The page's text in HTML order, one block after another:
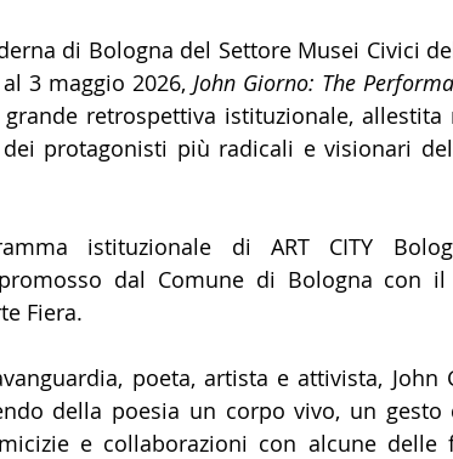
di Bologna del Settore Musei Civici
3 maggio 2026, John Giorno: The
retrospettiva istituzionale, allestita
protagonisti più radicali e visionari
istituzionale di ART CITY
dal Comune di Bologna con il
Fiera.
poeta, artista e attivista, John
della poesia un corpo vivo, un gesto
e collaborazioni con alcune delle